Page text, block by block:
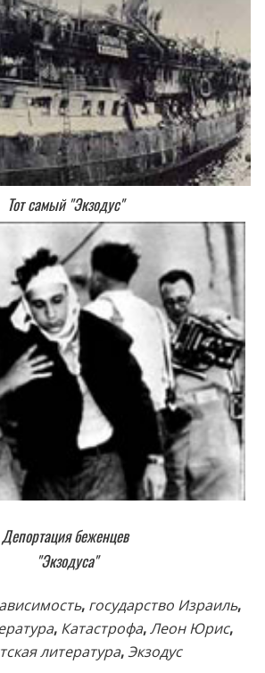
Тот самый "Экзодус"
Депортация беженцев
"Экзодуса"
, государство Израиль,
, Катастрофа,Леон Юрис,
литература,Экзодус